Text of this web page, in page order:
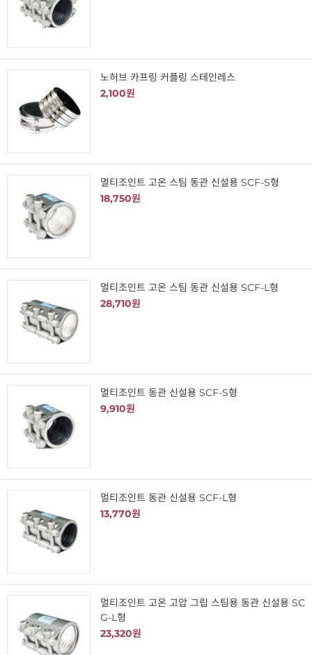
노허브 카프링 커플링 스테인레스
2,100원
멀티조인트 고온 스팀 동관 신설용 SCF-S형
18,750원
멀티조인트 고온 스팀 동관 신설용 SCF-L형
28,710원
멀티조인트 동관 신설용 SCF-S형
9,910원
멀티조인트 동관 신설용 SCF-L형
13,770원
멀티조인트 고온 고압 그립 스팀용 동관 신설용 SC
G-L형
23,320원